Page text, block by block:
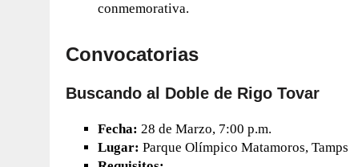
conmemorativa.
Convocatorias
Buscando al Doble de Rigo Tovar
Fecha: 28 de Marzo, 7:00 p.m.
Lugar: Parque Olímpico Matamoros, Tamps